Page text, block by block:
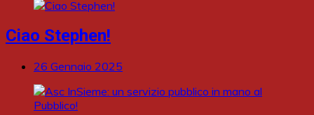
Ciao Stephen!
26 Gennaio 2025